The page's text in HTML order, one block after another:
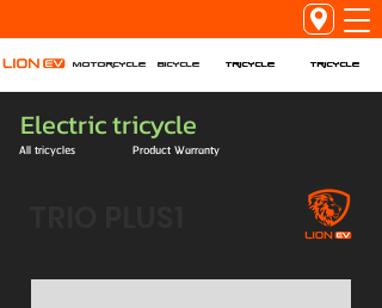
Motorcycle Bicycle Tricycle Tricycle
Electric tricycle
All tricycles Product Warranty